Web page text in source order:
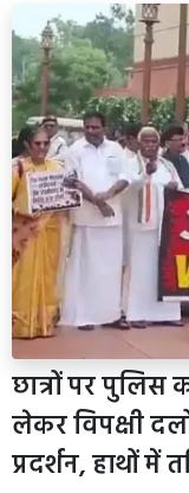
छात्रों पर पुलिस
लेकर विपक्षी
प्रदर्शन, हाथों में